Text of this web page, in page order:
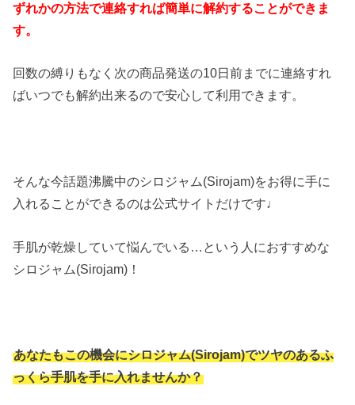
ずれかの方法で連絡すれば簡単に解約することができま
す。
回数の縛りもなく次の商品発送の10日前までに連絡すれ
ばいつでも解約出来るので安心して利用できます。
そんな今話題沸騰中のシロジャム(Sirojam)をお得に手に
入れることができるのは公式サイトだけです♩
手肌が乾燥していて悩んでいる…という人におすすめな
シロジャム(Sirojam)！
あなたもこの機会にシロジャム(Sirojam)でツヤのあるふ
っくら手肌を手に入れませんか？